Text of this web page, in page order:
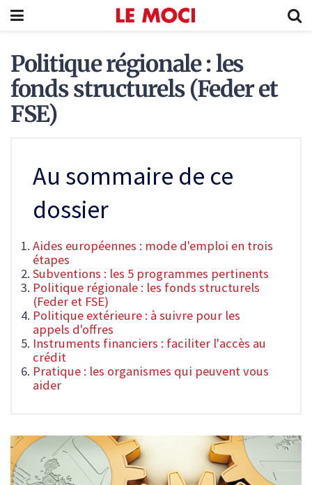
Politique régionale : les
fonds structurels (Feder et
FSE)
Au sommaire de ce
dossier
Aides européennes : mode d'emploi en trois
étapes
Subventions : les 5 programmes pertinents
Politique régionale : les fonds structurels
(Feder et FSE)
Politique extérieure : à suivre pour les
appels d'offres
Instruments financiers : faciliter l'accès au
crédit
Pratique : les organismes qui peuvent vous
aider